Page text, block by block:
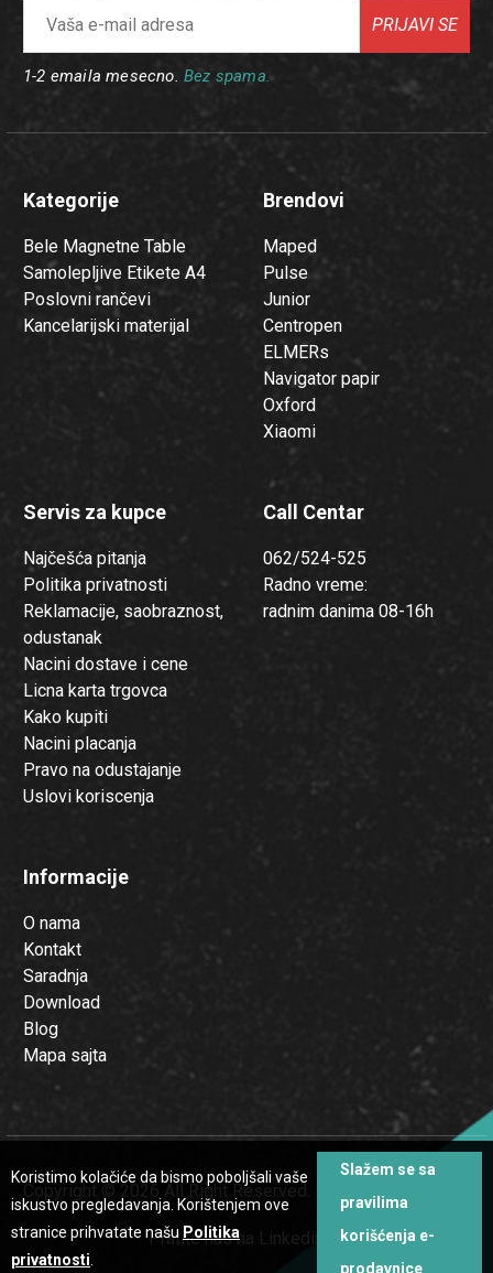
PRIJAVI SE
1-2 emaila mesecno. Bez spama.
Kategorije
Bele Magnetne Table
Samolepljive Etikete A4
Poslovni rančevi
Kancelarijski materijal
Brendovi
Maped
Pulse
Junior
Centropen
ELMERs
Navigator papir
Oxford
Xiaomi
Servis za kupce
Najčešća pitanja
Politika privatnosti
Reklamacije, saobraznost,
odustanak
Nacini dostave i cene
Licna karta trgovca
Kako kupiti
Nacini placanja
Pravo na odustajanje
Uslovi koriscenja
Call Centar
062/524-525
Radno vreme:
radnim danima 08-16h
Informacije
O nama
Kontakt
Saradnja
Download
Blog
Mapa sajta
Copyright © 2026 All Right Reserved.
Pratite nas na Linkedinu
Koristimo kolačiće da bismo poboljšali vaše
iskustvo pregledavanja. Korištenjem ove
stranice prihvatate našu Politika
privatnosti
Slažem se sa
pravilima
korišćenja e-
prodavnice